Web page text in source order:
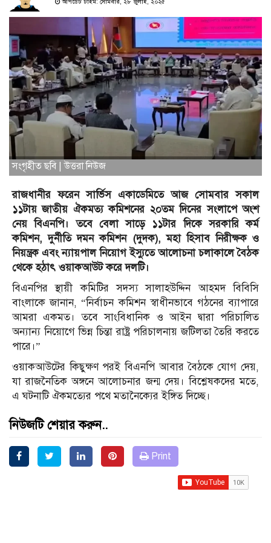
আপডেট টাইম: সোমবার, ২৮ জুলাই, ২০২৫
সংগৃহীত ছবি | উত্তরা নিউজ
রাজধানীর ফরেন সার্ভিস একাডেমিতে আজ সোমবার সকাল
১১টায় জাতীয় ঐকমত্য কমিশনের ২০তম দিনের সংলাপে অংশ
নেয় বিএনপি। তবে বেলা সাড়ে ১১টার দিকে সরকারি কর্ম
কমিশন, দুর্নীতি দমন কমিশন (দুদক), মহা হিসাব নিরীক্ষক ও
নিয়ন্ত্রক এবং ন্যায়পাল নিয়োগ ইস্যুতে আলোচনা চলাকালে বৈঠক
থেকে হঠাৎ ওয়াকআউট করে দলটি।
বিএনপির স্থায়ী কমিটির সদস্য সালাহউদ্দিন আহমদ বিবিসি
বাংলাকে জানান, “নির্বাচন কমিশন স্বাধীনভাবে গঠনের ব্যাপারে
আমরা একমত। তবে সাংবিধানিক ও আইন দ্বারা পরিচালিত
অন্যান্য নিয়োগে ভিন্ন চিন্তা রাষ্ট্র পরিচালনায় জটিলতা তৈরি করতে
পারে।”
ওয়াকআউটের কিছুক্ষণ পরই বিএনপি আবার বৈঠকে যোগ দেয়,
যা রাজনৈতিক অঙ্গনে আলোচনার জন্ম দেয়। বিশ্লেষকদের মতে,
এ ঘটনাটি ঐকমত্যের পথে মতানৈক্যের ইঙ্গিত দিচ্ছে।
নিউজটি শেয়ার করুন..
Print